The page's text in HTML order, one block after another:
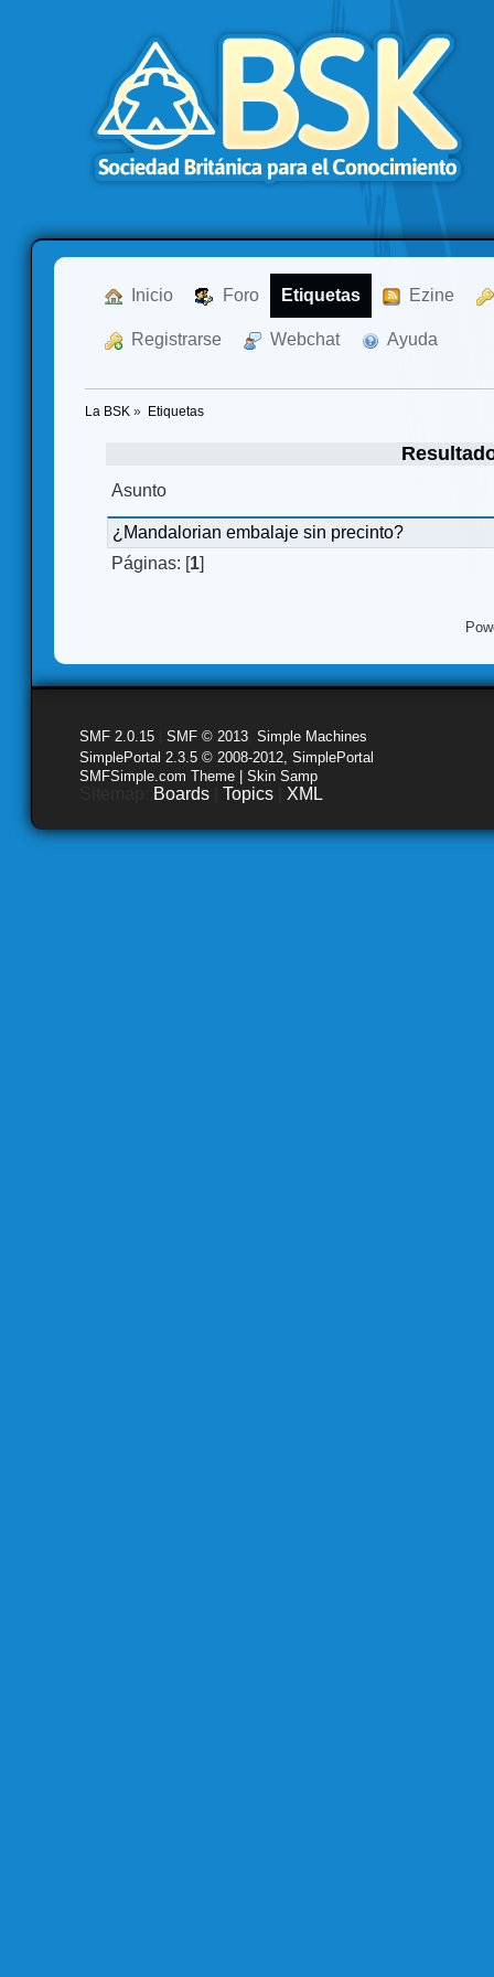
Inicio Foro Etiquetas Ezine
Registrarse Webchat Ayuda
La BSK » Etiquetas
Asunto
¿Mandalorian embalaje sin precinto?
Páginas: [1]
SMF 2.0.15 SMF © 2013 Simple Machines
SimplePortal 2.3.5 © 2008-2012, SimplePortal
SMFSimple.com Theme | Skin Samp
Boards Topics XML